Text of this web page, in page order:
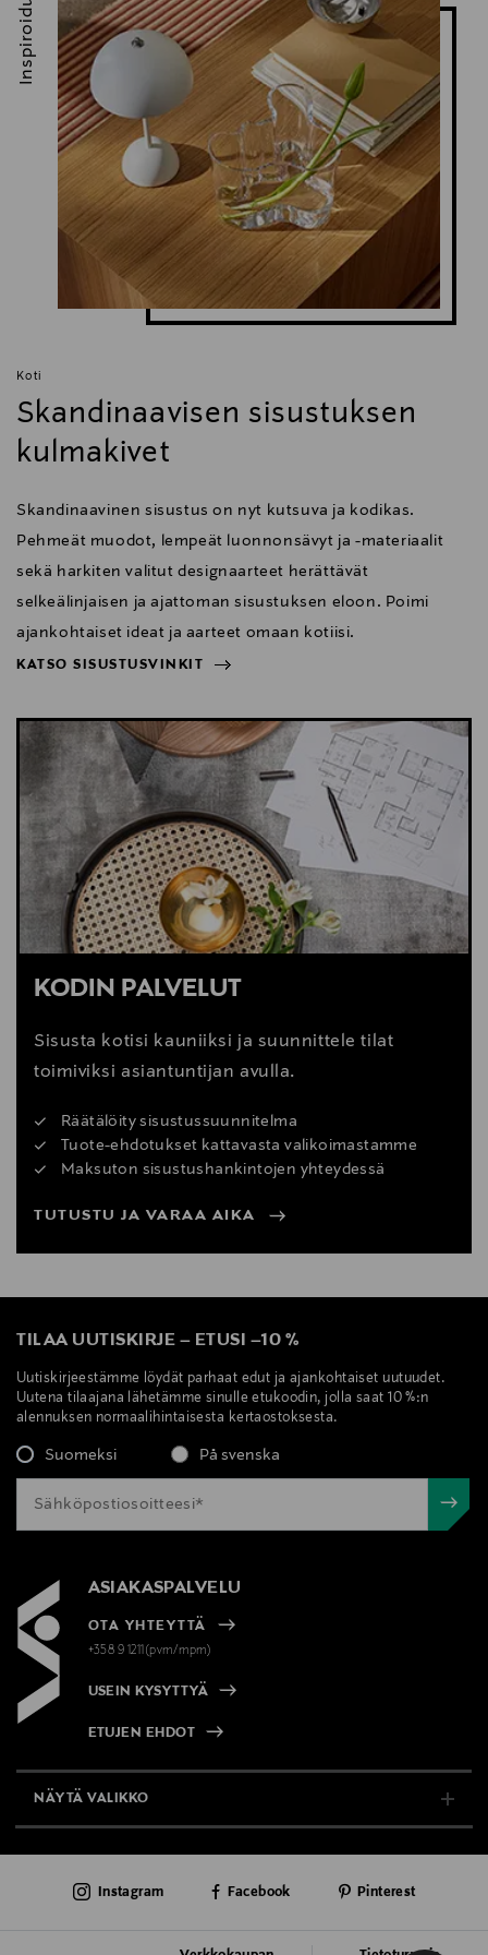
Koti
Skandinaavisen sisustuksen
kulmakivet
Skandinaavinen sisustus on nyt kutsuva ja kodikas.
Pehmeät muodot, lempeät luonnonsävyt ja -materiaalit
sekä harkiten valitut designaarteet herättävät
selkeälinjaisen ja ajattoman sisustuksen eloon. Poimi
ajankohtaiset ideat ja aarteet omaan kotiisi.
KATSO SISUSTUSVINKIT
Inspiroidu
KATSO SISUSTUSVINKIT
KODIN PALVELUT
Sisusta kotisi kauniiksi ja suunnittele tilat
toimiviksi asiantuntijan avulla.
Räätälöity sisustussuunnitelma
Tuote-ehdotukset kattavasta valikoimastamme
Maksuton sisustushankintojen yhteydessä
TUTUSTU JA VARAA AIKA
TILAA UUTISKIRJE – ETUSI –10 %
Uutiskirjeestämme löydät parhaat edut ja ajankohtaiset uutuudet.
Uutena tilaajana lähetämme sinulle etukoodin, jolla saat 10 %:n
alennuksen normaalihintaisesta kertaostoksesta.
Suomeksi På svenska
ASIAKASPALVELU
OTA YHTEYTTÄ
+358 9 1211(pvm/mpm)
USEIN KYSYTTYÄ
ETUJEN EHDOT
NÄYTÄ VALIKKO
AJANKOHTAISTA
Instagram Facebook Pinterest